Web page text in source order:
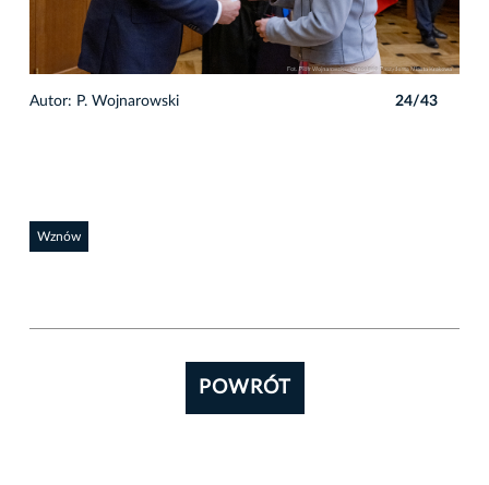
Autor: P. Wojnarowski 24/43
Wznów
POWRÓT